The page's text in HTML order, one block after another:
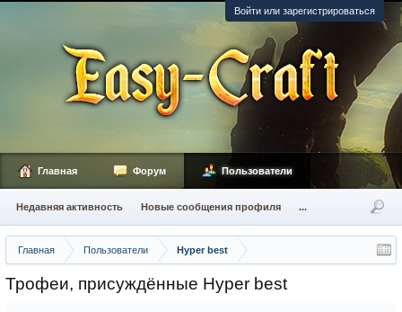
Войти или зарегистрироваться
Главная Пользователи Hyper best
Трофеи, присуждённые Hyper best
Главная Форум Пользователи
Недавняя активность Новые сообщения профиля ...